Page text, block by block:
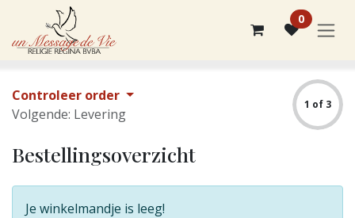
Overslaan naar inhoud
0
Controleer order
Volgende: Levering
1 of 3
Bestellingsoverzicht
Je winkelmandje is leeg!